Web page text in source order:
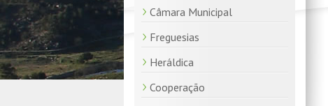
Câmara Municipal
Freguesias
Heráldica
Cooperação